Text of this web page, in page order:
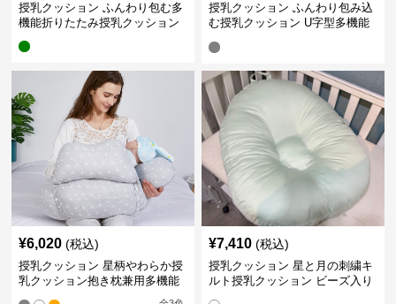
授乳クッション ふんわり包む多
機能折りたたみ授乳クッション
授乳クッション ふんわり包み込
む授乳クッション U字型多機能
¥6,020 (税込)
授乳クッション 星柄やわらか授
乳クッション抱き枕兼用多機能
¥7,410 (税込)
授乳クッション 星と月の刺繍キ
ルト授乳クッション ビーズ入り